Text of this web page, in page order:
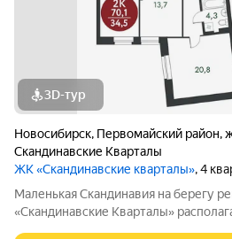
3D-тур
Новосибирск, Первомайский район,
Скандинавские Кварталы
ЖК «Скандинавские кварталы», 4
Маленькая Скандинавия на берегу
«Скандинавские Кварталы»